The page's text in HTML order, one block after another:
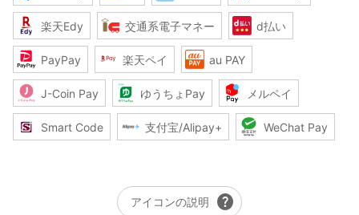
楽天Edy 交通系電子マネー d払い
PayPay 楽天ペイ au PAY
J-Coin Pay ゆうちょPay メルペイ
Smart Code 支付宝/Alipay+ WeChat Pay
アイコンの説明 help